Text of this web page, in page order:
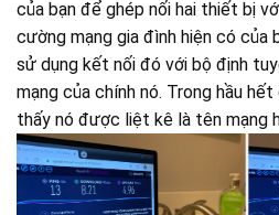
của bạn để ghép nối hai thiết bị
cường mạng gia đình hiện có của
sử dụng kết nối đó với bộ định
mạng của chính nó. Trong hầu
thấy nó được liệt kê là tên mạng